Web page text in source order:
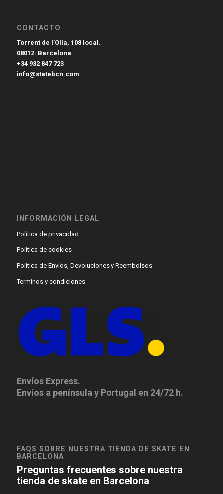
CONTACTO
Torrent de l’Olla, 108 local.
08012. Barcelona
+34 932 847 723
info@statebcn.com
INFORMACIÓN LEGAL
Política de privacidad
Política de cookies
Política de Envíos, Devoluciones y Reembolsos
Terminos y condiciones
Envíos Express.
Envíos a península y Portugal en 24/72 h.
FAQS SOBRE NUESTRA TIENDA DE SKATE EN
BARCELONA
Preguntas frecuentes sobre nuestra
tienda de skate en Barcelona